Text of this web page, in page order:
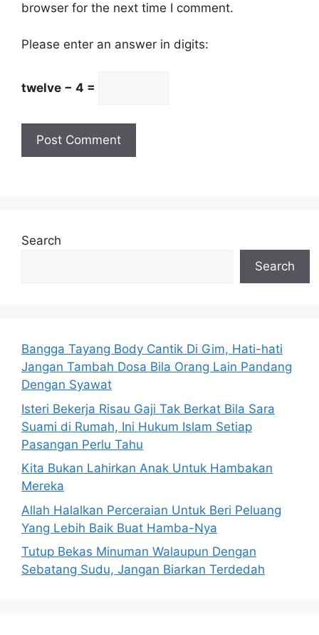
browser for the next time I comment.
Please enter an answer in digits:
twelve − 4 =
Search
Search
Bangga Tayang Body Cantik Di Gim, Hati-hati
Jangan Tambah Dosa Bila Orang Lain Pandang
Dengan Syawat
Isteri Bekerja Risau Gaji Tak Berkat Bila Sara
Suami di Rumah, Ini Hukum Islam Setiap
Pasangan Perlu Tahu
Kita Bukan Lahirkan Anak Untuk Hambakan
Mereka
Allah Halalkan Perceraian Untuk Beri Peluang
Yang Lebih Baik Buat Hamba-Nya
Tutup Bekas Minuman Walaupun Dengan
Sebatang Sudu, Jangan Biarkan Terdedah